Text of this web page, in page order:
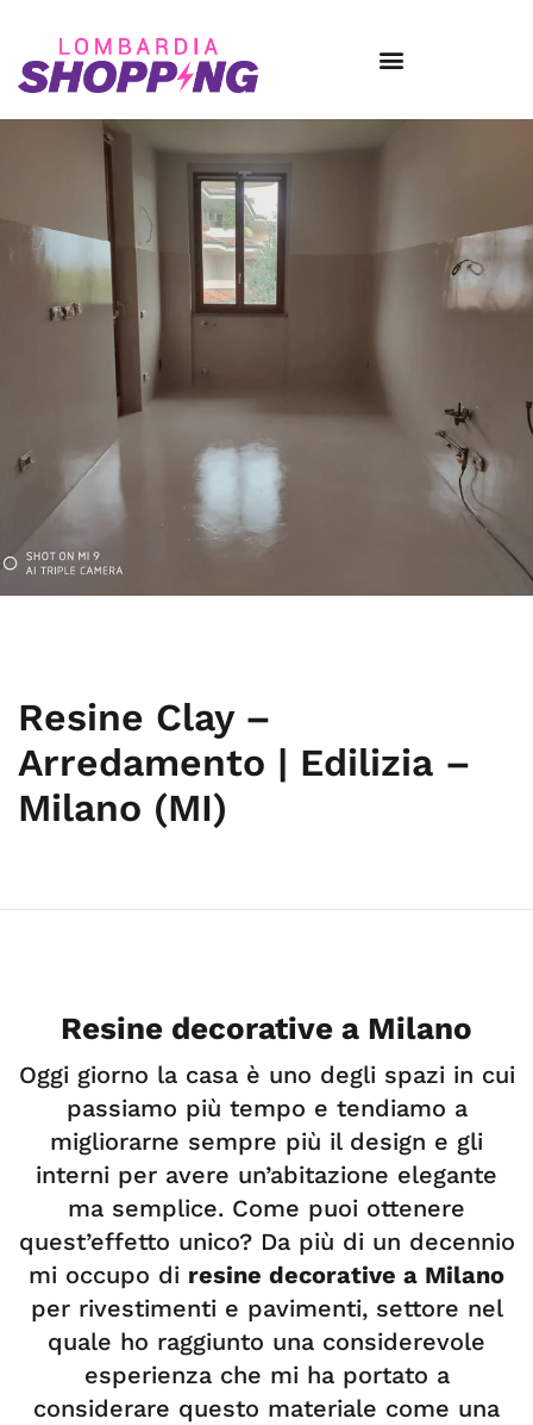
Resine Clay –
Arredamento | Edilizia –
Milano (MI)
Resine decorative a Milano
Oggi giorno la casa è uno degli spazi in cui
passiamo più tempo e tendiamo a
migliorarne sempre più il design e gli
interni per avere un’abitazione elegante
ma semplice. Come puoi ottenere
quest’effetto unico? Da più di un decennio
mi occupo di resine decorative a Milano
per rivestimenti e pavimenti, settore nel
quale ho raggiunto una considerevole
esperienza che mi ha portato a
considerare questo materiale come una